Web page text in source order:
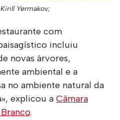
Yermakov;
com
incluiu
novas árvores,
ambiental e a
no ambiente natural da
explicou a Câmara
.